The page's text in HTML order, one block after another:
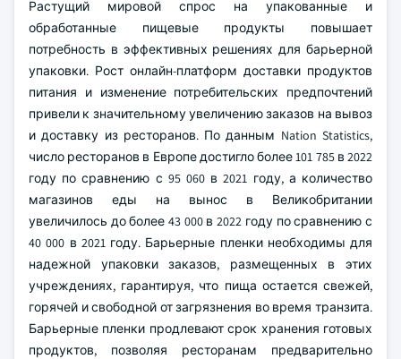
Растущий мировой спрос на упакованные и
обработанные пищевые продукты повышает
потребность в эффективных решениях для барьерной
упаковки. Рост онлайн-платформ доставки продуктов
питания и изменение потребительских предпочтений
привели к значительному увеличению заказов на вывоз
и доставку из ресторанов. По данным Nation Statistics,
число ресторанов в Европе достигло более 101 785 в 2022
году по сравнению с 95 060 в 2021 году, а количество
магазинов еды на вынос в Великобритании
увеличилось до более 43 000 в 2022 году по сравнению с
40 000 в 2021 году. Барьерные пленки необходимы для
надежной упаковки заказов, размещенных в этих
учреждениях, гарантируя, что пища остается свежей,
горячей и свободной от загрязнения во время транзита.
Барьерные пленки продлевают срок хранения готовых
продуктов, позволяя ресторанам предварительно